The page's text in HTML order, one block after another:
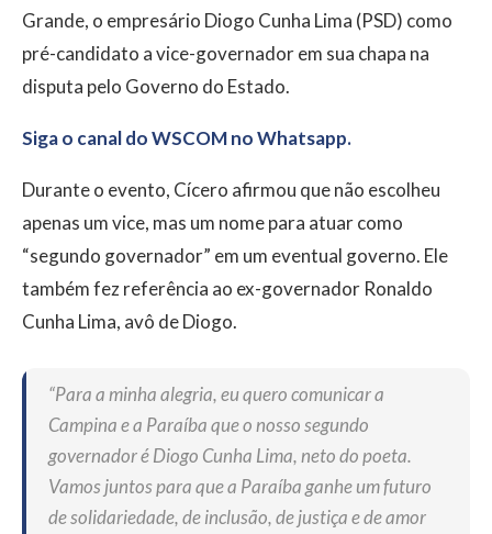
Grande, o empresário Diogo Cunha Lima (PSD) como
pré-candidato a vice-governador em sua chapa na
disputa pelo Governo do Estado.
Siga o canal do WSCOM no Whatsapp.
Durante o evento, Cícero afirmou que não escolheu
apenas um vice, mas um nome para atuar como
“segundo governador” em um eventual governo. Ele
também fez referência ao ex-governador Ronaldo
Cunha Lima, avô de Diogo.
“Para a minha alegria, eu quero comunicar a
Campina e a Paraíba que o nosso segundo
governador é Diogo Cunha Lima, neto do poeta.
Vamos juntos para que a Paraíba ganhe um futuro
de solidariedade, de inclusão, de justiça e de amor